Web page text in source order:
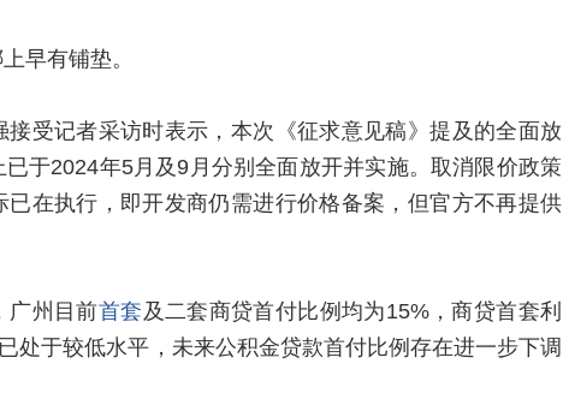
早有铺垫。
受记者采访时表示，本次《征求意见稿》提及的全面放
于2024年5月及9月分别全面放开并实施。取消限价政策
在执行，即开发商仍需进行价格备案，但官方不再提供
广州目前首套及二套商贷首付比例均为15%，商贷首套利
处于较低水平，未来公积金贷款首付比例存在进一步下调